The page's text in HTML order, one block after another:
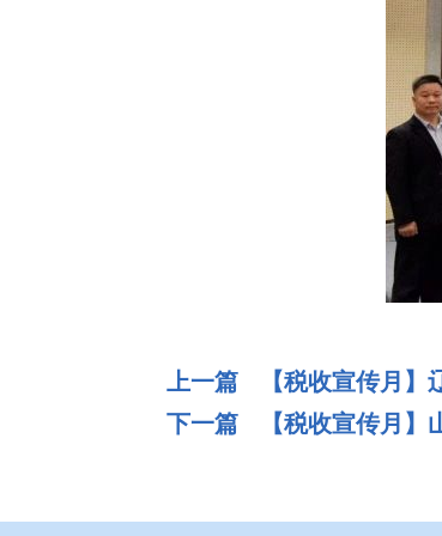
上一篇 【税收宣传月】
下一篇 【税收宣传月】